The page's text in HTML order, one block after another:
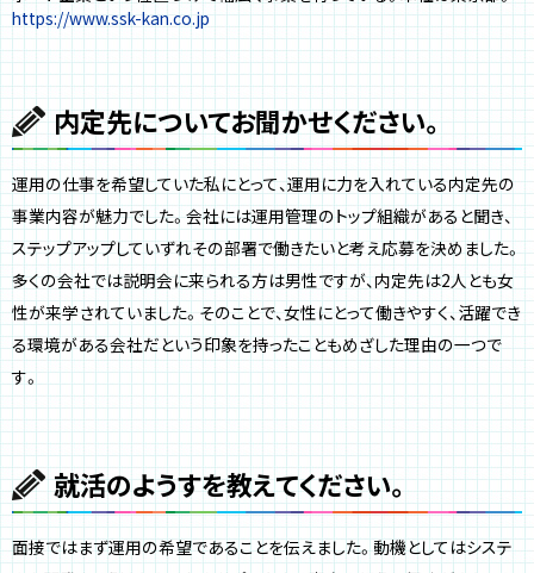
https://www.ssk-kan.co.jp
内定先についてお聞かせください。
運用の仕事を希望していた私にとって、運用に力を入れている内定先の
事業内容が魅力でした。会社には運用管理のトップ組織があると聞き、
ステップアップしていずれその部署で働きたいと考え応募を決めました。
多くの会社では説明会に来られる方は男性ですが、内定先は2人とも女
性が来学されていました。そのことで、女性にとって働きやすく、活躍でき
る環境がある会社だという印象を持ったこともめざした理由の一つで
す。
就活のようすを教えてください。
面接ではまず運用の希望であることを伝えました。動機としてはシステ